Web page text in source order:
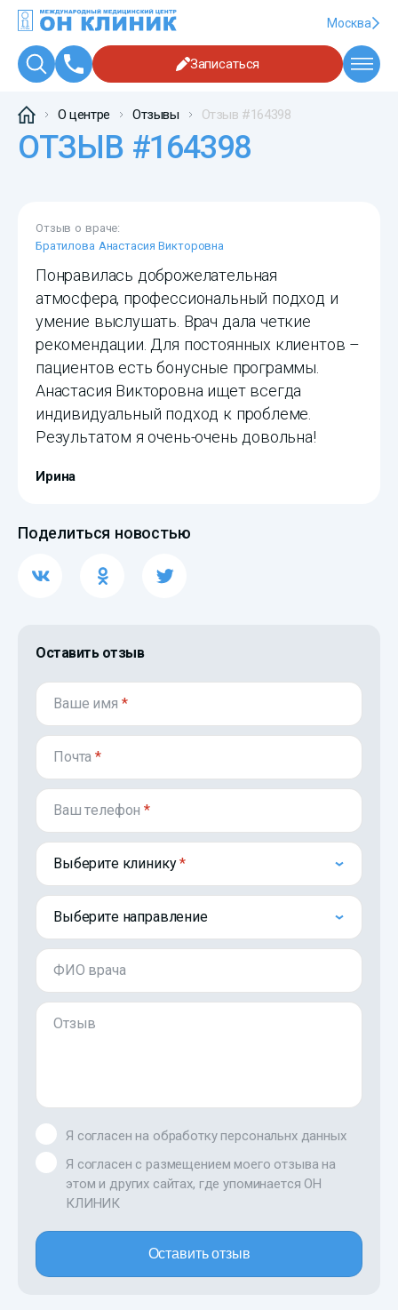
Москва
Записаться
О центре Отзывы Отзыв #164398
ОТЗЫВ #164398
Отзыв о враче:
Братилова Анастасия Викторовна
Понравилась доброжелательная
атмосфера, профессиональный подход и
умение выслушать. Врач дала четкие
рекомендации. Для постоянных клиентов –
пациентов есть бонусные программы.
Анастасия Викторовна ищет всегда
индивидуальный подход к проблеме.
Результатом я очень-очень довольна!
Ирина
Поделиться новостью
Оставить отзыв
Ваше имя *
Почта*
Ваш телефон*
Выберите клинику
Выберите направление
ФИО врача
Отзыв
Я согласен на обработку персональнх данных
Я согласен с размещением моего отзыва на
этом и других сайтах, где упоминается ОН
КЛИНИК
Оставить отзыв